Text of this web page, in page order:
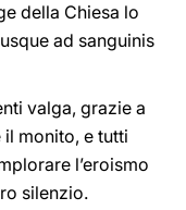
della Chiesa lo
ad sanguinis
valga, grazie a
monito, e tutti
l’eroismo
silenzio.